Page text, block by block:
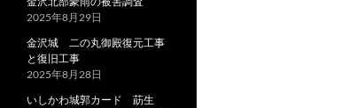
2025年8月29日
金沢城 二の丸御殿復元工事
と復旧工事
2025年8月28日
いしかわ城郭カード 莇生